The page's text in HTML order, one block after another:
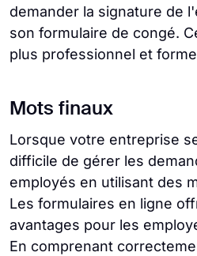
demander la signature de
son formulaire de congé.
plus professionnel et
Mots finaux
Lorsque votre entreprise
difficile de gérer les
employés en utilisant des
Les formulaires en ligne
avantages pour les
En comprenant